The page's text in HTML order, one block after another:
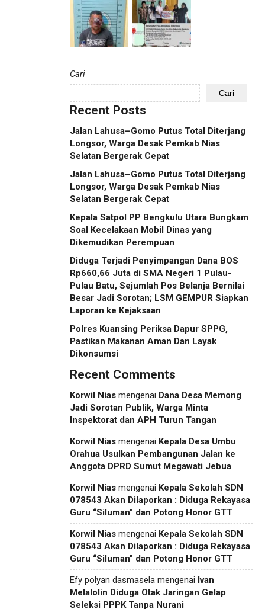
Cari
Cari
Recent Posts
Jalan Lahusa–Gomo Putus Total Diterjang
Longsor, Warga Desak Pemkab Nias
Selatan Bergerak Cepat
Jalan Lahusa–Gomo Putus Total Diterjang
Longsor, Warga Desak Pemkab Nias
Selatan Bergerak Cepat
Kepala Satpol PP Bengkulu Utara Bungkam
Soal Kecelakaan Mobil Dinas yang
Dikemudikan Perempuan
Diduga Terjadi Penyimpangan Dana BOS
Rp660,66 Juta di SMA Negeri 1 Pulau-
Pulau Batu, Sejumlah Pos Belanja Bernilai
Besar Jadi Sorotan; LSM GEMPUR Siapkan
Laporan ke Kejaksaan
Polres Kuansing Periksa Dapur SPPG,
Pastikan Makanan Aman Dan Layak
Dikonsumsi
Recent Comments
Korwil Nias mengenai Dana Desa Memong
Jadi Sorotan Publik, Warga Minta
Inspektorat dan APH Turun Tangan
Korwil Nias mengenai Kepala Desa Umbu
Orahua Usulkan Pembangunan Jalan ke
Anggota DPRD Sumut Megawati Jebua
Korwil Nias mengenai Kepala Sekolah SDN
078543 Akan Dilaporkan : Diduga Rekayasa
Guru “Siluman” dan Potong Honor GTT
Korwil Nias mengenai Kepala Sekolah SDN
078543 Akan Dilaporkan : Diduga Rekayasa
Guru “Siluman” dan Potong Honor GTT
Efy polyan dasmasela mengenai Ivan
Melalolin Diduga Otak Jaringan Gelap
Seleksi PPPK Tanpa Nurani